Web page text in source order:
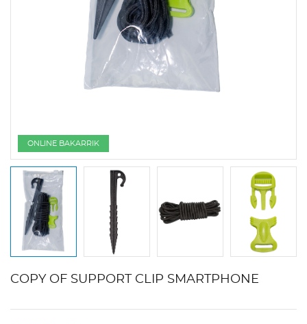
ONLINE BAKARRIK
COPY OF SUPPORT CLIP SMARTPHONE